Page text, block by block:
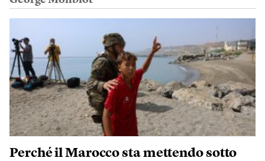
Perché il Marocco sta mettendo sotto